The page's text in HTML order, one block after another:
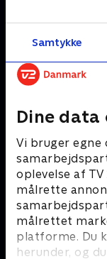
Samtykke
Dine data
Vi bruger egne
oplevelse af
målrette
målrettet
platforme. Du
herunder, og
Mickey, Bunchy og
klar til bryllup.
Andre så også
Top Dog
Krimi & Spænding